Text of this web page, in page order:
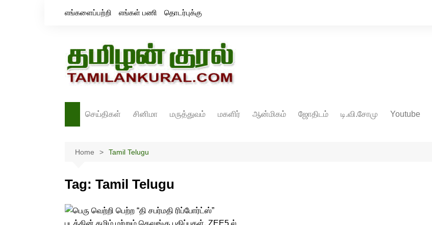
எங்களைப்பற்றி எங்கள் பணி தொடர்புக்கு
செய்திகள்
இந்தியா
சினிமா
திரைவிமர்சனம்
மருத்துவம் மகளிர் ஆன்மிகம் ஜோதிடம் டி.வி.சோமு Youtube
Home Tamil Telugu
Tag: Tamil Telugu